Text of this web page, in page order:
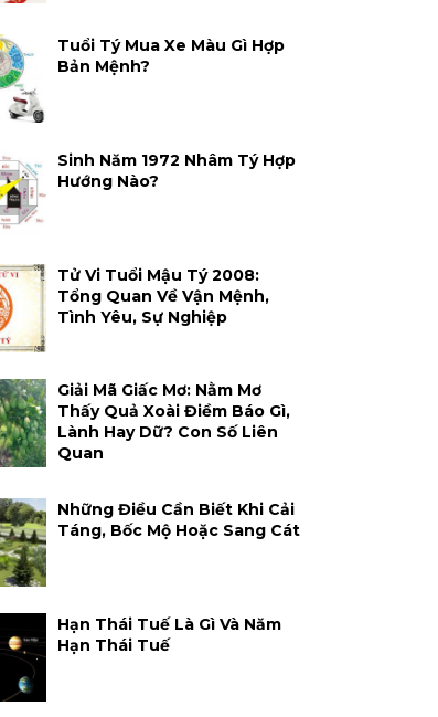
Tuổi Tý Mua Xe Màu Gì Hợp
Bản Mệnh?
Sinh Năm 1972 Nhâm Tý Hợp
Hướng Nào?
Tử Vi Tuổi Mậu Tý 2008:
Tổng Quan Về Vận Mệnh,
Tình Yêu, Sự Nghiệp
Giải Mã Giấc Mơ: Nằm Mơ
Thấy Quả Xoài Điềm Báo Gì,
Lành Hay Dữ? Con Số Liên
Quan
Những Điều Cần Biết Khi Cải
Táng, Bốc Mộ Hoặc Sang Cát
Hạn Thái Tuế Là Gì Và Năm
Hạn Thái Tuế